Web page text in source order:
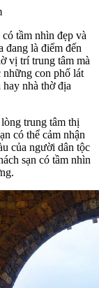
tầm nhìn đẹp và
đang là điểm đến
vị trí trung tâm mà
những con phố lát
nhà thờ địa
trung tâm thị
có thể cảm nhận
của người dân tộc
sạn có tầm nhìn